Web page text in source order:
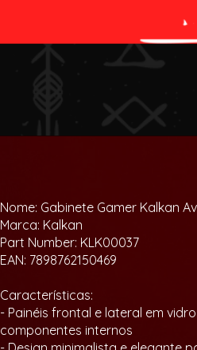
Nome: Gabinete Gamer Kalkan
Marca: Kalkan
Part Number: KLK00037
EAN: 7898762150469
Características:
- Painéis frontal e lateral em
componentes internos